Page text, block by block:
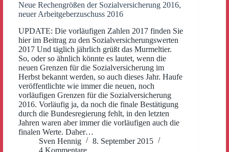
Neue Rechengrößen der Sozialversicherung 2016,
neuer Arbeitgeberzuschuss 2016
UPDATE: Die vorläufigen Zahlen 2017 finden Sie
hier im Beitrag zu den Sozialversicherungswerten
2017 Und täglich jährlich grüßt das Murmeltier.
So, oder so ähnlich könnte es lautet, wenn die
neuen Grenzen für die Sozialversicherung im
Herbst bekannt werden, so auch dieses Jahr. Haufe
veröffentlichte wie immer die neuen, noch
vorläufigen Grenzen für die Sozialversicherung
2016. Vorläufig ja, da noch die finale Bestätigung
durch die Bundesregierung fehlt, in den letzten
Jahren waren aber immer die vorläufigen auch die
finalen Werte. Daher…
Sven Hennig
8. September 2015
4 Kommentare